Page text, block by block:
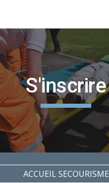
content
S'inscrire
ACCUEIL SECOURISME